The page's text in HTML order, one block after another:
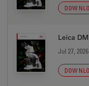
Leica
Jul 27, 2026